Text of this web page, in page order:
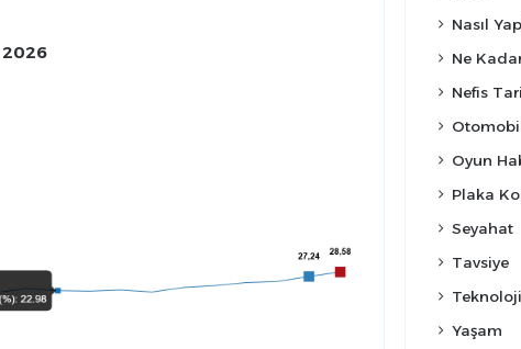
2026
Nasıl
Ne
Nefis
Oyun
Plaka
Seyahat
Tavsiye
Teknoloji
Yaşam